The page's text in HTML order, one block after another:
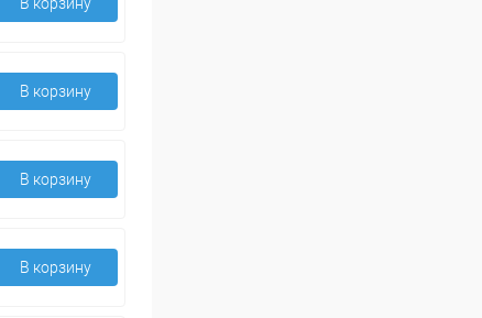
В корзину
В корзину
В корзину